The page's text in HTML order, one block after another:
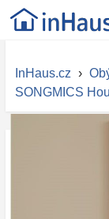
InHaus.cz ›
SONGMICS